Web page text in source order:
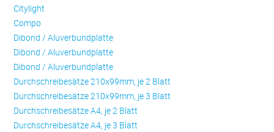
Citylight
Compo
Dibond / Aluverbundplatte
Dibond / Aluverbundplatte
Dibond / Aluverbundplatte
Durchschreibesätze 210x99mm, je 2 Blatt
Durchschreibesätze 210x99mm, je 3 Blatt
Durchschreibesätze A4, je 2 Blatt
Durchschreibesätze A4, je 3 Blatt